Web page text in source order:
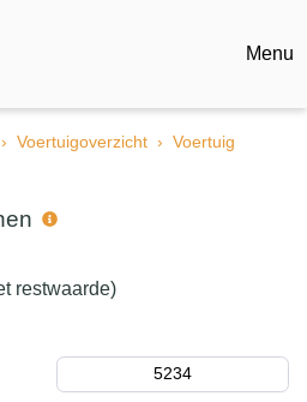
Menu
Voertuigoverzicht Voertuig
restwaarde)